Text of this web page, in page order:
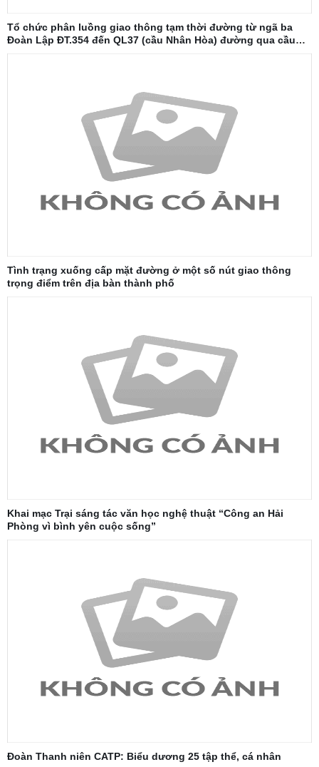
Tổ chức phân luồng giao thông tạm thời đường từ ngã ba
Đoàn Lập ĐT.354 đến QL37 (cầu Nhân Hòa) đường qua cầu
Đăng
Tình trạng xuống cấp mặt đường ở một số nút giao thông
trọng điểm trên địa bàn thành phố
Khai mạc Trại sáng tác văn học nghệ thuật “Công an Hải
Phòng vì bình yên cuộc sống”
Đoàn Thanh niên CATP: Biểu dương 25 tập thể, cá nhân